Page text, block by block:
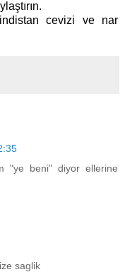
cevizi ve nar
"ye beni" diyor ellerine
saglik